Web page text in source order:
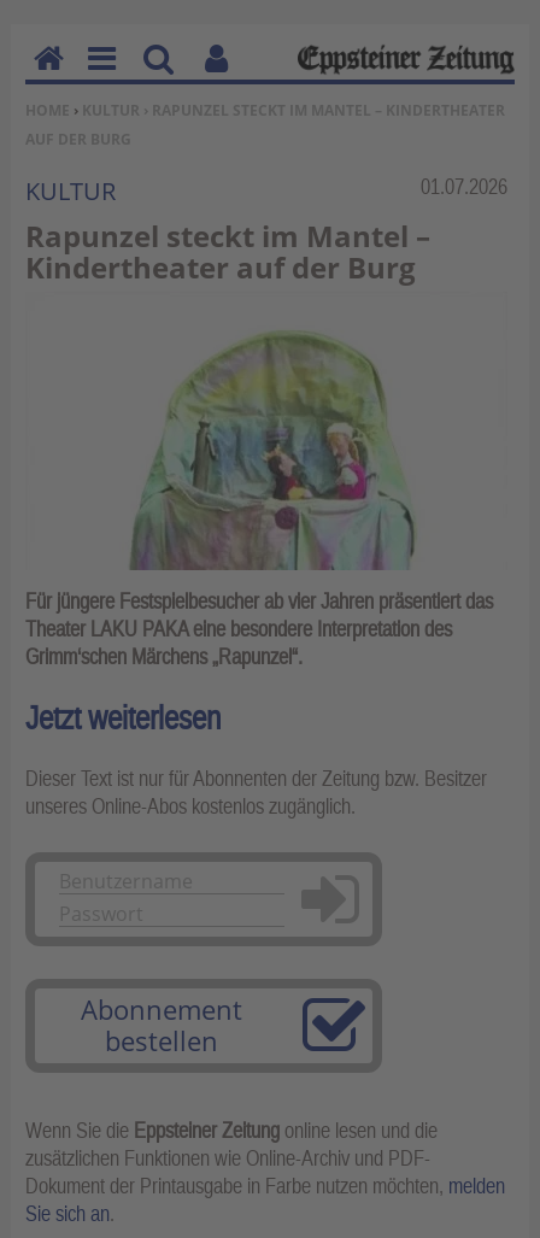
SIE BEFINDEN SICH HIER:
HOME › KULTUR › RAPUNZEL STECKT IM MANTEL – KINDERTHEATER
AUF DER BURG
Rubrik:
KULTUR 01.07.2026
Rapunzel steckt im Mantel –
Kindertheater auf der Burg
Für jüngere Festspielbesucher ab vier Jahren präsentiert das
Theater LAKU PAKA eine besondere Interpretation des
Grimm‘schen Märchens „Rapunzel“.
Jetzt weiterlesen
Dieser Text ist nur für Abonnenten der Zeitung bzw. Besitzer
unseres Online-Abos kostenlos zugänglich.
Anmelden
Abonnement
bestellen
Wenn Sie die Eppsteiner Zeitung online lesen und die
zusätzlichen Funktionen wie Online-Archiv und PDF-
Dokument der Printausgabe in Farbe nutzen möchten, melden
Sie sich an.
H
o
m
e
M
en
u
Su
ch
Be
nu
kti
on